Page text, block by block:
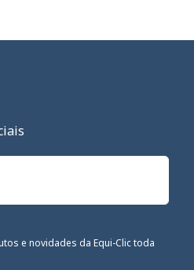
e novidades da Equi-Clic toda